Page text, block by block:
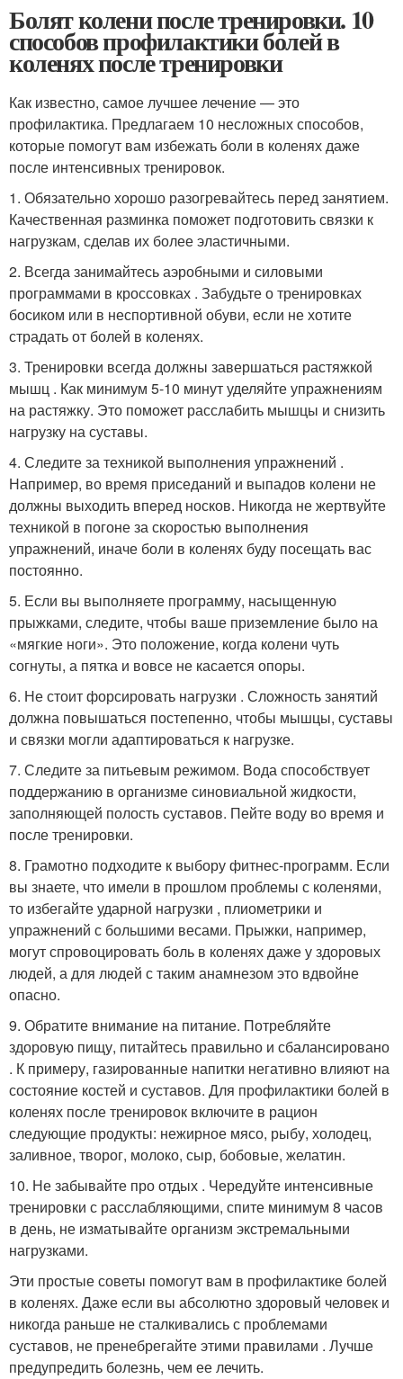
Болят колени после тренировки. 10
способов профилактики болей в
коленях после тренировки
Как известно, самое лучшее лечение — это
профилактика. Предлагаем 10 несложных способов,
которые помогут вам избежать боли в коленях даже
после интенсивных тренировок.
1. Обязательно хорошо разогревайтесь перед занятием.
Качественная разминка поможет подготовить связки к
нагрузкам, сделав их более эластичными.
2. Всегда занимайтесь аэробными и силовыми
программами в кроссовках . Забудьте о тренировках
босиком или в неспортивной обуви, если не хотите
страдать от болей в коленях.
3. Тренировки всегда должны завершаться растяжкой
мышц . Как минимум 5-10 минут уделяйте упражнениям
на растяжку. Это поможет расслабить мышцы и снизить
нагрузку на суставы.
4. Следите за техникой выполнения упражнений .
Например, во время приседаний и выпадов колени не
должны выходить вперед носков. Никогда не жертвуйте
техникой в погоне за скоростью выполнения
упражнений, иначе боли в коленях буду посещать вас
постоянно.
5. Если вы выполняете программу, насыщенную
прыжками, следите, чтобы ваше приземление было на
«мягкие ноги». Это положение, когда колени чуть
согнуты, а пятка и вовсе не касается опоры.
6. Не стоит форсировать нагрузки . Сложность занятий
должна повышаться постепенно, чтобы мышцы, суставы
и связки могли адаптироваться к нагрузке.
7. Следите за питьевым режимом. Вода способствует
поддержанию в организме синовиальной жидкости,
заполняющей полость суставов. Пейте воду во время и
после тренировки.
8. Грамотно подходите к выбору фитнес-программ. Если
вы знаете, что имели в прошлом проблемы с коленями,
то избегайте ударной нагрузки , плиометрики и
упражнений с большими весами. Прыжки, например,
могут спровоцировать боль в коленях даже у здоровых
людей, а для людей с таким анамнезом это вдвойне
опасно.
9. Обратите внимание на питание. Потребляйте
здоровую пищу, питайтесь правильно и сбалансировано
. К примеру, газированные напитки негативно влияют на
состояние костей и суставов. Для профилактики болей в
коленях после тренировок включите в рацион
следующие продукты: нежирное мясо, рыбу, холодец,
заливное, творог, молоко, сыр, бобовые, желатин.
10. Не забывайте про отдых . Чередуйте интенсивные
тренировки с расслабляющими, спите минимум 8 часов
в день, не изматывайте организм экстремальными
нагрузками.
Эти простые советы помогут вам в профилактике болей
в коленях. Даже если вы абсолютно здоровый человек и
никогда раньше не сталкивались с проблемами
суставов, не пренебрегайте этими правилами . Лучше
предупредить болезнь, чем ее лечить.